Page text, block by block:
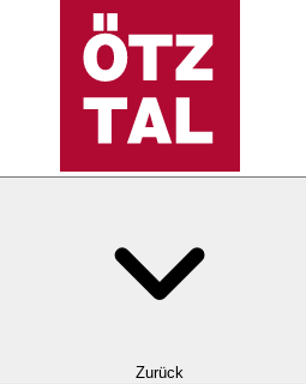
Zurück